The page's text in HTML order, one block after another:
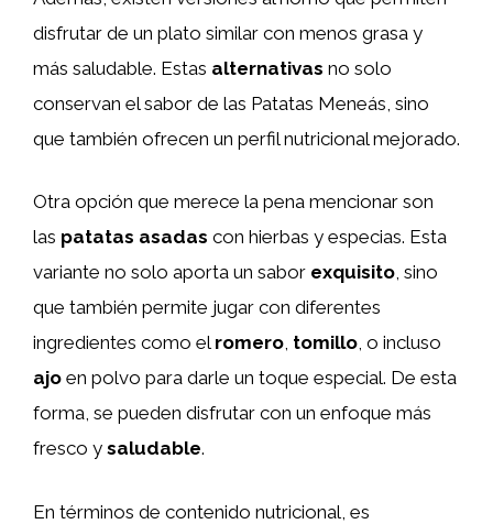
disfrutar de un plato similar con menos grasa y
más saludable. Estas alternativas no solo
conservan el sabor de las Patatas Meneás, sino
que también ofrecen un perfil nutricional mejorado.
Otra opción que merece la pena mencionar son
las patatas asadas con hierbas y especias. Esta
variante no solo aporta un sabor exquisito, sino
que también permite jugar con diferentes
ingredientes como el romero, tomillo, o incluso
ajo en polvo para darle un toque especial. De esta
forma, se pueden disfrutar con un enfoque más
fresco y saludable.
En términos de contenido nutricional, es